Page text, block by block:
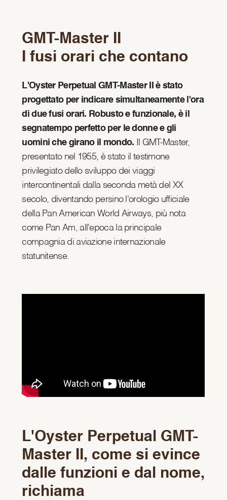
GMT-Master II
I fusi orari che contano
L'Oyster Perpetual GMT-Master II è stato
progettato per indicare simultaneamente l'ora
di due fusi orari. Robusto e funzionale, è il
segnatempo perfetto per le donne e gli
uomini che girano il mondo. Il GMT-Master,
presentato nel 1955, è stato il testimone
privilegiato dello sviluppo dei viaggi
intercontinentali dalla seconda metà del XX
secolo, diventando persino l'orologio ufficiale
della Pan American World Airways, più nota
come Pan Am, all'epoca la principale
compagnia di aviazione internazionale
statunitense.
L'Oyster Perpetual GMT-
Master II, come si evince
dalle funzioni e dal nome,
richiama